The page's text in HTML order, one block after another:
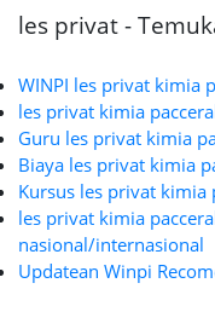
les privat -
WINPI les privat kimia
les privat kimia
Guru les privat kimia
Biaya les privat kimia
Kursus les privat
les privat kimia
nasional/internasional
Updatean Winpi